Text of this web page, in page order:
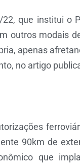
que institui o
outros modais
apenas
no artigo
90km de
que